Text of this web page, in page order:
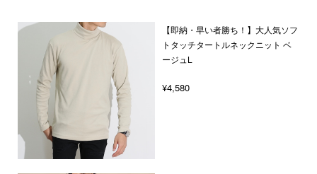
【即納・早い者勝ち！】大人気ソフ
トタッチタートルネックニット ベ
ージュL
¥4,580